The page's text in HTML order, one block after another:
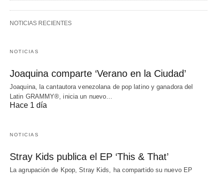
NOTICIAS RECIENTES
NOTICIAS
Joaquina comparte ‘Verano en la Ciudad’
Joaquina, la cantautora venezolana de pop latino y ganadora del
Latin GRAMMY®, inicia un nuevo…
Hace 1 día
NOTICIAS
Stray Kids publica el EP ‘This & That’
La agrupación de Kpop, Stray Kids, ha compartido su nuevo EP